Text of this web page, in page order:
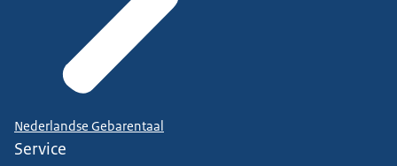
Nederlandse Gebarentaal
Service